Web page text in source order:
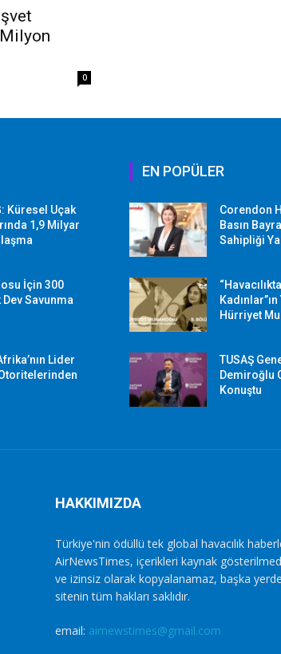
0
Küresel Uçak
1,9 Milyar
İçin 300
Savunma
Lider
EN POPÜLER
Corendon
Basın
Sahipliği
Hürriyet
TUSAŞ
Demiroğlu
Konuştu
HAKKIMIZDA
Türkiye'nin ödüllü tek global havacılık
AirNewsTimes, içerikleri kaynak
ve izinsiz olarak kopyalanamaz, başka
sitenin tüm hakları saklıdır.
email: airnewstimes@gmail.com